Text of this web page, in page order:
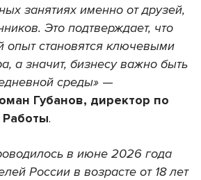
занятиях именно от друзей,
Это подтверждает, что
опыт становятся ключевыми
а значит, бизнесу важно быть
среды» —
Губанов, директор по
.
в июне 2026 года
России в возрасте от 18 лет